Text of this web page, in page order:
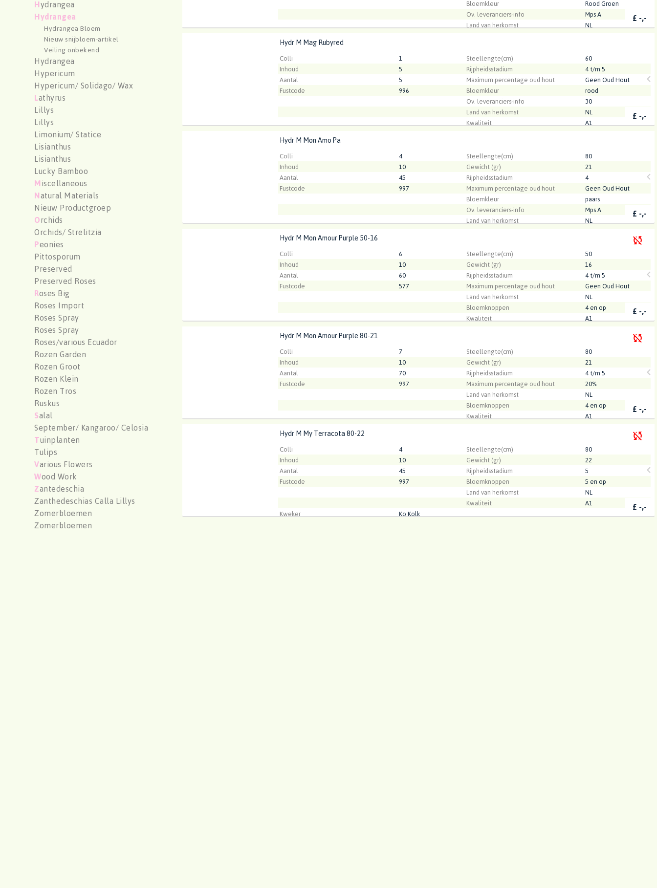
Hydrangea
Hydrangea
Hydrangea Bloem
Nieuw snijbloem-artikel
Veiling onbekend
Hydrangea
Hypericum
Hypericum/ Solidago/ Wax
Lathyrus
Lillys
Lillys
Limonium/ Statice
Lisianthus
Lisianthus
Lucky Bamboo
Miscellaneous
Natural Materials
Nieuw Productgroep
Orchids
Orchids/ Strelitzia
Peonies
Pittosporum
Preserved
Preserved Roses
Roses Big
Roses Import
Roses Spray
Roses Spray
Roses/various Ecuador
Rozen Garden
Rozen Groot
Rozen Klein
Rozen Tros
Ruskus
Salal
September/ Kangaroo/ Celosia
Tuinplanten
Tulips
Various Flowers
Wood Work
Zantedeschia
Zanthedeschias Calla Lillys
Zomerbloemen
Zomerbloemen
Bloemkleur
Rood Groen
Ov. leveranciers-info
Mps A
Land van herkomst
NL
Kweker
VOF Sies-v d Spek
£ -,-
Hydr M Mag Rubyred
Colli 1 Steellengte(cm)
60
Inhoud
5 Rijpheidsstadium
4 t/m 5
Aantal
5 Maximum percentage oud hout
Geen Oud Hout
Fustcode
996 Bloemkleur
rood
Ov. leveranciers-info
30
Land van herkomst
NL
Kwaliteit
A1
£ -,-
U moet ingelogd zijn om te kunnen kopen. Klik hier om in te loggen.
Hydr M Mon Amo Pa
Colli 4 Steellengte(cm)
80
Inhoud
10 Gewicht (gr)
21
Aantal
45 Rijpheidsstadium
4
Fustcode
997 Maximum percentage oud hout
Geen Oud Hout
Bloemkleur
paars
Ov. leveranciers-info
Mps A
Land van herkomst
NL
Kweker
Schockman Hortensia's
£ -,-
U moet ingelogd zijn om te kunnen kopen. Klik hier om in te loggen.
Hydr M Mon Amour Purple 50-16
Colli 6 Steellengte(cm)
50
Inhoud
10 Gewicht (gr)
16
Aantal
60 Rijpheidsstadium
4 t/m 5
Fustcode
577 Maximum percentage oud hout
Geen Oud Hout
Land van herkomst
NL
Bloemknoppen
4 en op
Kwaliteit
A1
£ -,-
Hydr M Mon Amour Purple 50-16
U moet ingelogd zijn om te kunnen kopen. Klik hier om in te loggen.
Hydr M Mon Amour Purple 80-21
Colli 7 Steellengte(cm)
80
Inhoud
10 Gewicht (gr)
21
Aantal
70 Rijpheidsstadium
4 t/m 5
Fustcode
997 Maximum percentage oud hout
20%
Land van herkomst
NL
Bloemknoppen
4 en op
Kwaliteit
A1
£ -,-
Hydr M Mon Amour Purple 80-21
U moet ingelogd zijn om te kunnen kopen. Klik hier om in te loggen.
Hydr M My Terracota 80-22
Colli 4 Steellengte(cm)
80
Inhoud
10 Gewicht (gr)
22
Aantal
45 Rijpheidsstadium
5
Fustcode
997 Bloemknoppen
5 en op
Land van herkomst
NL
Kwaliteit
A1
Kweker
Ko Kolk
£ -,-
Hydr M My Terracota 80-22
U moet ingelogd zijn om te kunnen kopen. Klik hier om in te loggen.